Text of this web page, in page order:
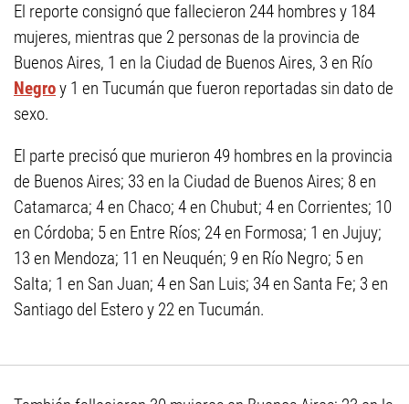
El reporte consignó que fallecieron 244 hombres y 184
mujeres, mientras que 2 personas de la provincia de
Buenos Aires, 1 en la Ciudad de Buenos Aires, 3 en Río
Negroy 1 en Tucumán que fueron reportadas sin dato de
sexo.
El parte precisó que murieron 49 hombres en la provincia
de Buenos Aires; 33 en la Ciudad de Buenos Aires; 8 en
Catamarca; 4 en Chaco; 4 en Chubut; 4 en Corrientes; 10
en Córdoba; 5 en Entre Ríos; 24 en Formosa; 1 en Jujuy;
13 en Mendoza; 11 en Neuquén; 9 en Río Negro; 5 en
Salta; 1 en San Juan; 4 en San Luis; 34 en Santa Fe; 3 en
Santiago del Estero y 22 en Tucumán.